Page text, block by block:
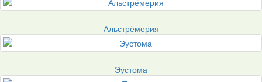
Альстрёмерия
Эустома